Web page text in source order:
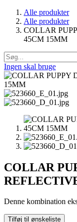
Alle produkter
Alle produkter
COLLAR
45CM 15MM
Ingen skal bruge
COLLAR
Denne kombination
Tilføj til ønskeliste